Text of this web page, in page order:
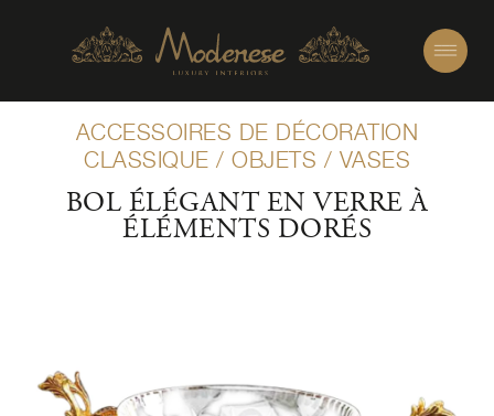
ACCESSOIRES DE DÉCORATION
CLASSIQUE / OBJETS / VASES
BOL ÉLÉGANT EN VERRE À
ÉLÉMENTS DORÉS